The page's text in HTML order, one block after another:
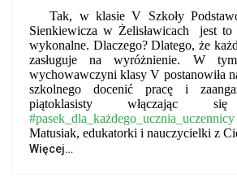
Tak, w klasie V Szkoły
Sienkiewicza w Żelisławicach
jest to
wykonalne. Dlaczego? Dlatego, że
zasługuje na wyróżnienie. W
wychowawczyni klasy V postanowiła
szkolnego docenić pracę i
piątoklasisty włączając
#pasek_dla_każdego_ucznia_uczennicy
Matusiak, edukatorki i nauczycielki z
Więcej…